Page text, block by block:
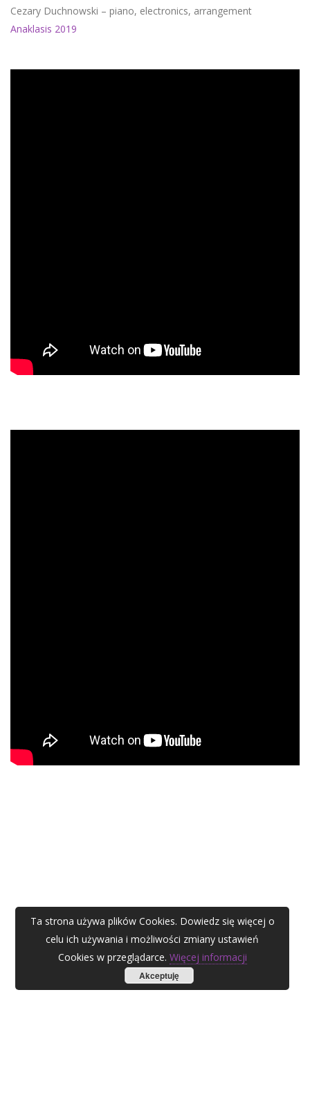
Cezary Duchnowski – piano, electronics, arrangement
Anaklasis 2019
Ta strona używa plików Cookies. Dowiedz się więcej o
celu ich używania i możliwości zmiany ustawień
Cookies w przeglądarce. Więcej informacji
Akceptuję